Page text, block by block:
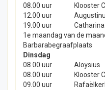
08.00 uur
Klooster
12.00 uur
19.00 uur
Catharina
1e maandag van de
Barbarabegraafplaats
Dinsdag
08.00 uur
Aloysius
08.00 uur
Klooster
09.00 uur